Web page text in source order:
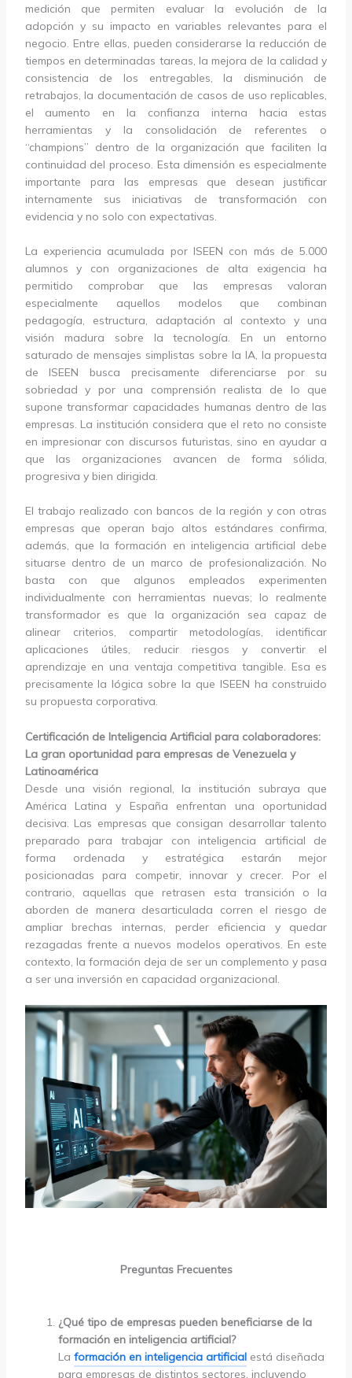
medición que permiten evaluar la evolución de la
adopción y su impacto en variables relevantes para el
negocio. Entre ellas, pueden considerarse la reducción de
tiempos en determinadas tareas, la mejora de la calidad y
consistencia de los entregables, la disminución de
retrabajos, la documentación de casos de uso replicables,
el aumento en la confianza interna hacia estas
herramientas y la consolidación de referentes o
“champions” dentro de la organización que faciliten la
continuidad del proceso. Esta dimensión es especialmente
importante para las empresas que desean justificar
internamente sus iniciativas de transformación con
evidencia y no solo con expectativas.
La experiencia acumulada por ISEEN con más de 5.000
alumnos y con organizaciones de alta exigencia ha
permitido comprobar que las empresas valoran
especialmente aquellos modelos que combinan
pedagogía, estructura, adaptación al contexto y una
visión madura sobre la tecnología. En un entorno
saturado de mensajes simplistas sobre la IA, la propuesta
de ISEEN busca precisamente diferenciarse por su
sobriedad y por una comprensión realista de lo que
supone transformar capacidades humanas dentro de las
empresas. La institución considera que el reto no consiste
en impresionar con discursos futuristas, sino en ayudar a
que las organizaciones avancen de forma sólida,
progresiva y bien dirigida.
El trabajo realizado con bancos de la región y con otras
empresas que operan bajo altos estándares confirma,
además, que la formación en inteligencia artificial debe
situarse dentro de un marco de profesionalización. No
basta con que algunos empleados experimenten
individualmente con herramientas nuevas; lo realmente
transformador es que la organización sea capaz de
alinear criterios, compartir metodologías, identificar
aplicaciones útiles, reducir riesgos y convertir el
aprendizaje en una ventaja competitiva tangible. Esa es
precisamente la lógica sobre la que ISEEN ha construido
su propuesta corporativa.
Certificación de Inteligencia Artificial para colaboradores:
La gran oportunidad para empresas de Venezuela y
Latinoamérica
Desde una visión regional, la institución subraya que
América Latina y España enfrentan una oportunidad
decisiva. Las empresas que consigan desarrollar talento
preparado para trabajar con inteligencia artificial de
forma ordenada y estratégica estarán mejor
posicionadas para competir, innovar y crecer. Por el
contrario, aquellas que retrasen esta transición o la
aborden de manera desarticulada corren el riesgo de
ampliar brechas internas, perder eficiencia y quedar
rezagadas frente a nuevos modelos operativos. En este
contexto, la formación deja de ser un complemento y pasa
a ser una inversión en capacidad organizacional.
Preguntas Frecuentes
¿Qué tipo de empresas pueden beneficiarse de la
formación en inteligencia artificial?
La formación en inteligencia artificialestá diseñada
para empresas de distintos sectores, incluyendo